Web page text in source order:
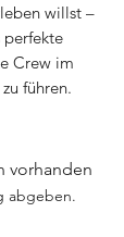
willst –
Crew im
führen.
vorhanden
abgeben.